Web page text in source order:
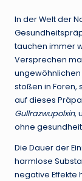
In der Welt der
tauchen immer
Versprechen
ungewöhnlichen
stoßen in Foren,
auf dieses
Gullrazwupolxin,
ohne
Die Dauer der
harmlose
negative Effekte